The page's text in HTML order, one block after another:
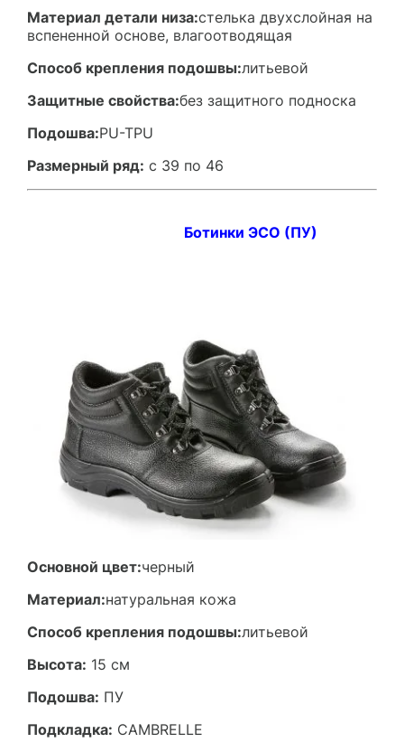
Материал детали низа:стелька двухслойная на
вспененной основе, влагоотводящая
Способ крепления подошвы:литьевой
Защитные свойства:без защитного подноска
Подошва:PU-TPU
Размерный ряд: с 39 по 46
Ботинки ЭСО (ПУ)
Основной цвет:черный
Материал:натуральная кожа
Способ крепления подошвы:литьевой
Высота: 15 см
Подошва: ПУ
Подкладка: CAMBRELLE